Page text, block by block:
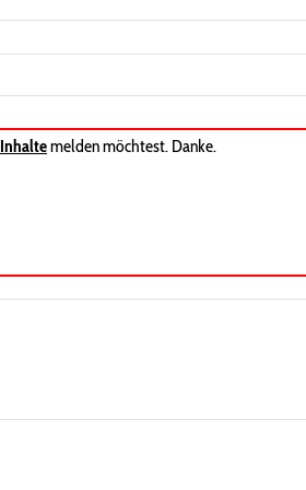
Inhaltemelden möchtest. Danke.